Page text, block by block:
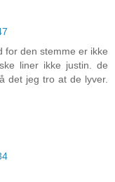
for den stemme er ikke
liner ikke justin. de
det jeg tro at de lyver.